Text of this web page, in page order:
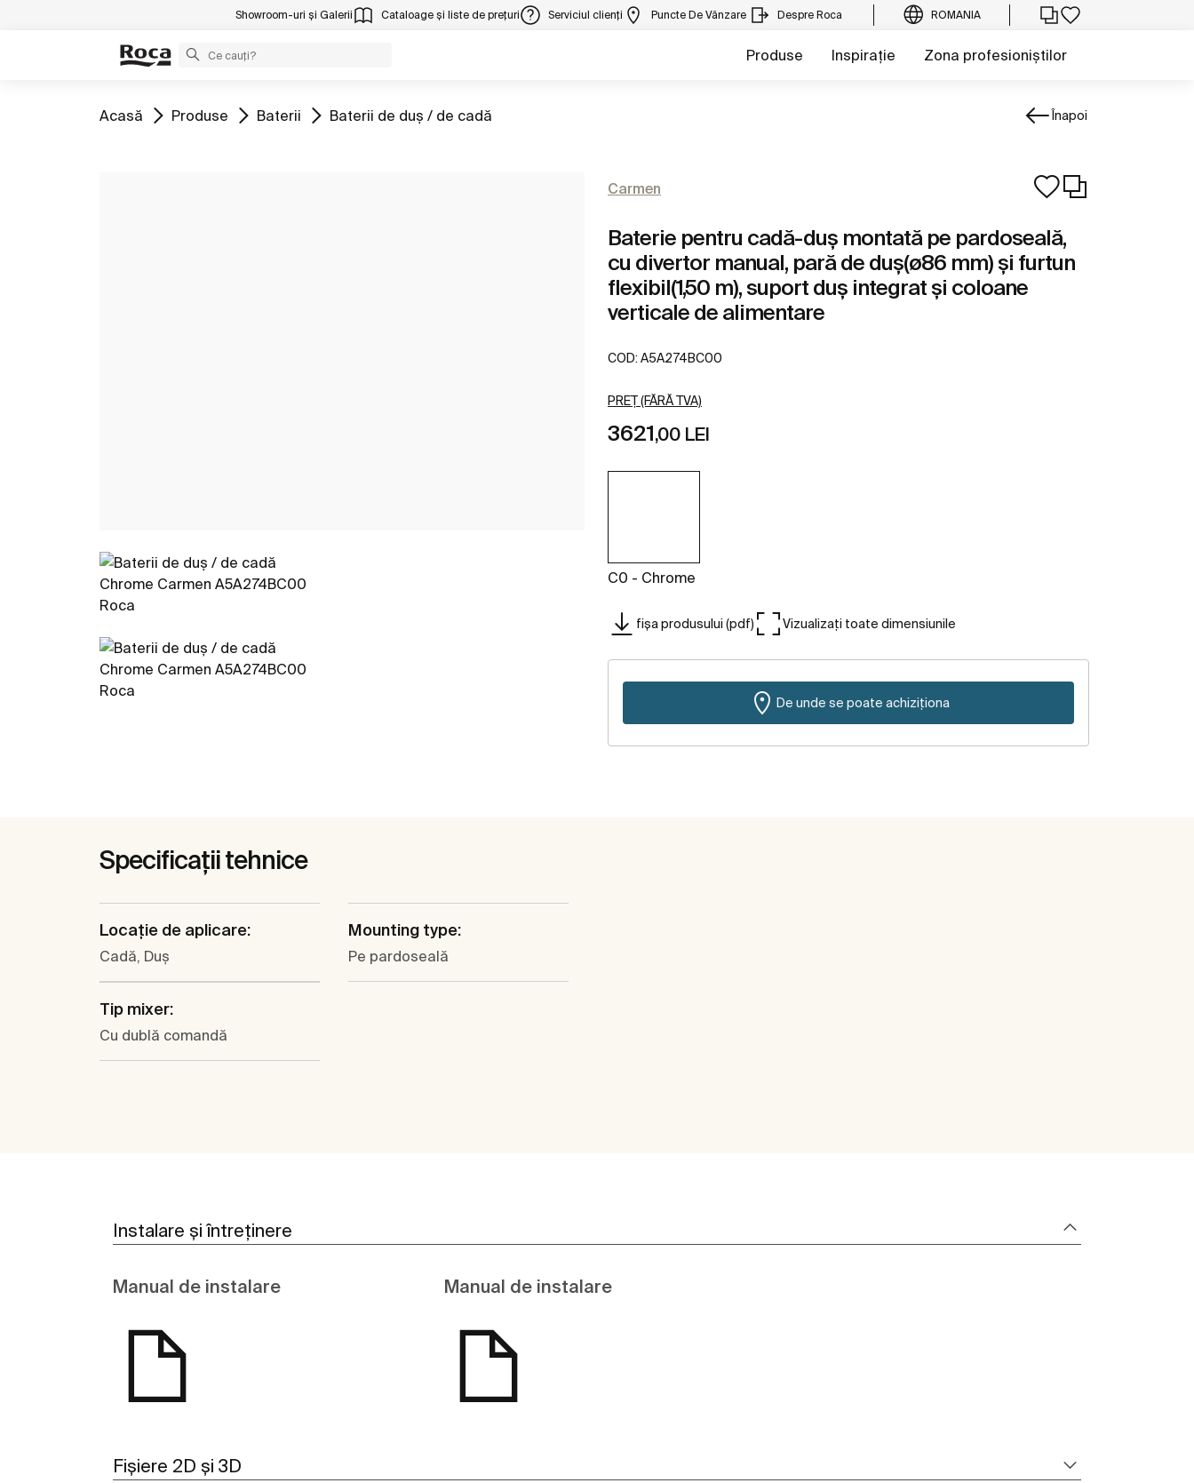
Showroom-uri și Galerii Cataloage și liste de prețuri Serviciul clienți Puncte De Vânzare Despre Roca ROMANIA
Produse Inspirație Zona profesioniștilor
Mergeți la
Acasă Mergeți la
Produse Mergeți la
Baterii Mergeți la
Baterii de duş / de cadă Înapoi
Carmen
Baterie pentru cadă-duș montată pe pardoseală,
cu divertor manual, pară de duș(ø86 mm) și furtun
flexibil(1,50 m), suport duș integrat și coloane
verticale de alimentare
COD: A5A274BC00
PREȚ (FĂRĂ TVA)
3621,00 LEI
C0 - Chrome
fișa produsului (pdf) Vizualizați toate dimensiunile
De unde se poate achiziționa
Specificații tehnice
Locaţie de aplicare:
Cadă, Duş
Mounting type:
Pe pardoseală
Tip mixer:
Cu dublă comandă
Instalare și întreținere
Manual de instalare Manual de instalare
Fișiere 2D și 3D